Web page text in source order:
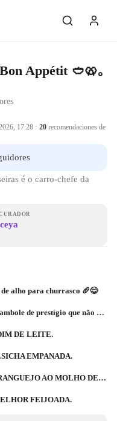
Appétit 🥙🥨｡
17:28 · 20 recomendaciones de
é o carro-chefe da
de alho para churrasco 🥖😋
Rocambole de prestígio que não vai ao forno.
DE LEITE.
EMPANADA.
CARANGUEJO AO MOLHO DE LEITE DE COCO.
FEIJOADA.